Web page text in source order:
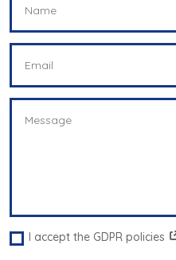
I accept the GDPR policies